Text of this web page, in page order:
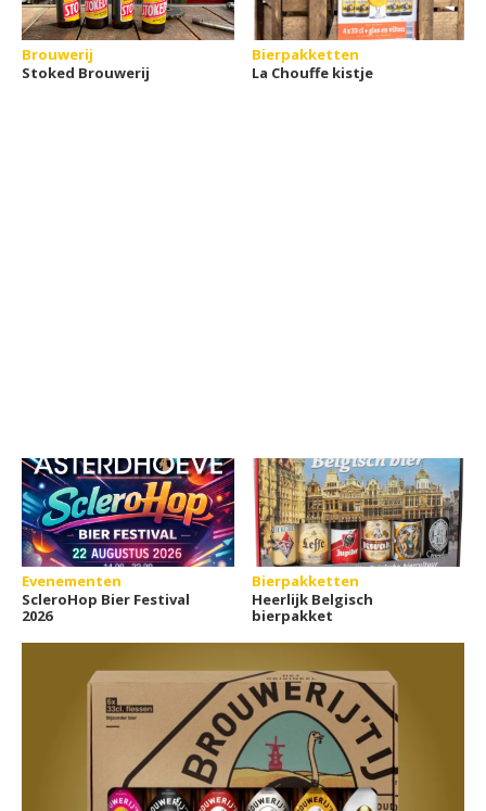
Brouwerij
Stoked Brouwerij
Bierpakketten
La Chouffe kistje
Evenementen
ScleroHop Bier Festival
2026
Bierpakketten
Heerlijk Belgisch
bierpakket